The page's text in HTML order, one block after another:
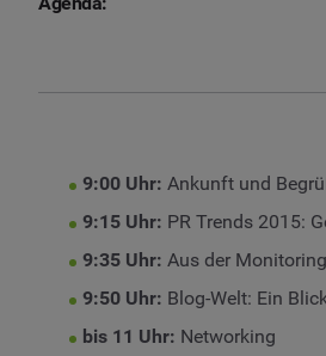
9:00 Uhr: Ankunft und
9:15 Uhr: PR Trends 2015:
9:35 Uhr: Aus der
9:50 Uhr: Blog-Welt: Ein
bis 11 Uhr: Networking